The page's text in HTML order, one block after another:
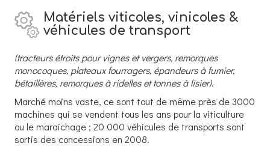
Matériels viticoles, vinicoles &
véhicules de transport
(tracteurs étroits pour vignes et vergers, remorques
monocoques, plateaux fourragers, épandeurs à fumier,
bétaillères, remorques à ridelles et tonnes à lisier).
Marché moins vaste, ce sont tout de même près de 3000
machines qui se vendent tous les ans pour la viticulture
ou le maraichage ; 20 000 véhicules de transports sont
sortis des concessions en 2008.